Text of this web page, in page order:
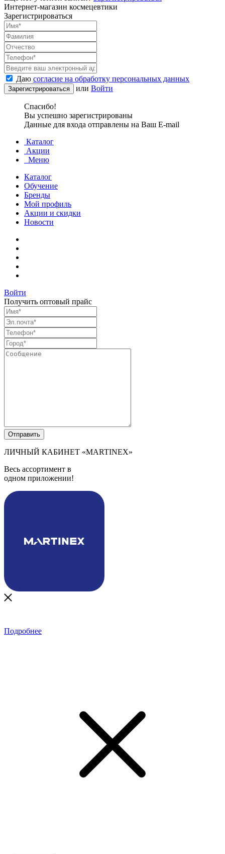
Интернет-магазин космецевтики
Зарегистрироваться
Даю согласие на обработку персональных данных
или Войти
Спасибо!
Вы успешно зарегистрированы
Данные для входа отправлены на Ваш E-mail
Каталог
Акции
Меню
Каталог
Обучение
Бренды
Мой профиль
Акции и скидки
Новости
Войти
Получить оптовый прайс
ЛИЧНЫЙ КАБИНЕТ «MARTINEX»
Весь ассортимент в
одном приложении!
Подробнее